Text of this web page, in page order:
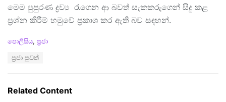
මෙම පුපුරණ ද්‍රව්‍ය රැගෙන ආ බවත් සැකකරුගෙන් සිදු කළ
ප්‍රශ්න කිරීම් හමුවේ ප්‍රකාශ කර ඇති බව සඳහන්.
C
r
පොලිසිය, ප්‍රජා
:
ප්‍රජා පුවත්
Related Content